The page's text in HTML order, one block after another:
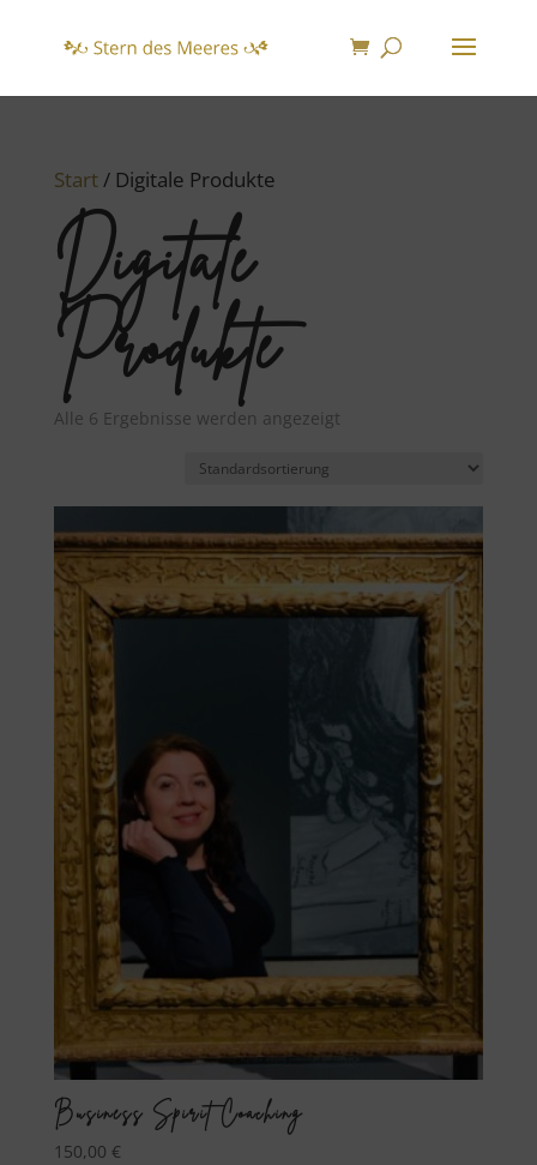
Start/ Digitale Produkte
Digitale
Produkte
Alle 6 Ergebnisse werden angezeigt
Business Spirit Coaching
150,00 €